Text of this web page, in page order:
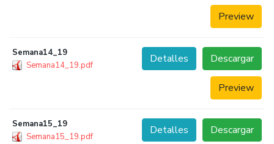
Preview
Semana14_19
Semana14_19.pdf
Descargar
Detalles
Preview
Semana15_19
Semana15_19.pdf
Descargar
Detalles